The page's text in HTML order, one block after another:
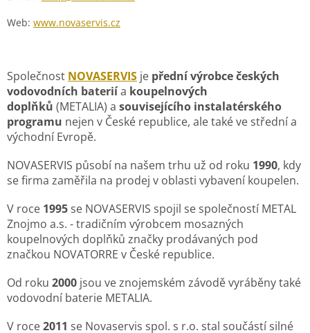
Web: www.novaservis.cz
Společnost NOVASERVIS je přední výrobce českých
vodovodních bateriía koupelnových
doplňků (METALIA) a souvisejícího instalatérského
programu nejen v České republice, ale také ve střední a
východní Evropě.
NOVASERVIS působí na našem trhu už od roku 1990, kdy
se firma zaměřila na prodej v oblasti vybavení koupelen.
V roce 1995 se NOVASERVIS spojil se společností METAL
Znojmo a.s. - tradičním výrobcem mosazných
koupelnových doplňků značky prodávaných pod
značkou NOVATORRE v České republice.
Od roku 2000 jsou ve znojemském závodě vyráběny také
vodovodní baterie METALIA.
V roce2011 se Novaservis spol. s r.o. stal součástí silné